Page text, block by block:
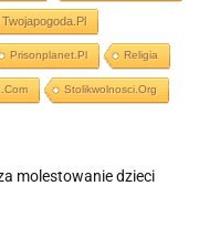
Twojapogoda.pl
Prisonplanet.pl Religia
Stolikwolnosci.org
molestowanie dzieci